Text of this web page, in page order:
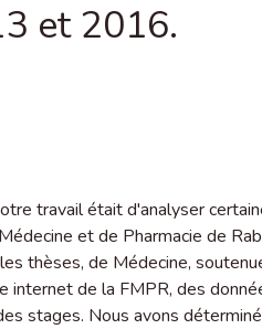
et 2016.
travail était d'analyser
et de Pharmacie de
thèses, de Médecine,
internet de la FMPR, des
stages. Nous avons